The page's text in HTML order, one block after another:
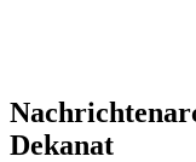
Dekanat